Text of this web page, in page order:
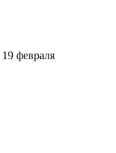
19 февраля